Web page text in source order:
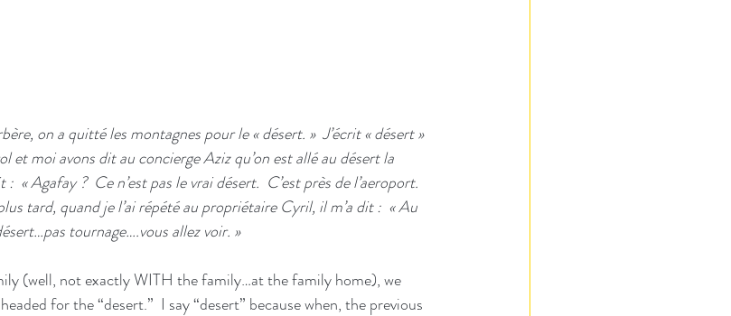
on a quitté les montagnes pour le « désert. »  J’écrit « désert »
et moi avons dit au concierge Aziz qu’on est allé au désert la
« Agafay ?  Ce n’est pas le vrai désert.  C’est près de l’aeroport.
tard, quand je l’ai répété au propriétaire Cyril, il m’a dit :  « Au
tournage….vous allez voir. »
(well, not exactly WITH the family…at the family home), we
for the “desert.”  I say “desert” because when, the previous